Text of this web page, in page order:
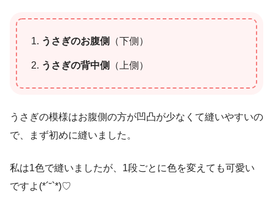
うさぎのお腹側 （下側）
うさぎの背中側 （上側）
うさぎの模様はお腹側の方が凹凸が少なくて縫いやすいの
で、まず初めに縫いました。
私は1色で縫いましたが、1段ごとに色を変えても可愛い
ですよ(*´˘`*)♡